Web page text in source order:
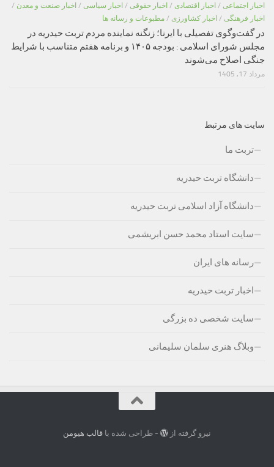
اخبار اجتماعی / اخبار اقتصادی / اخبار حقوقی / اخبار سیاسی / اخبار صنعت و معدن /
اخبار فرهنگی / اخبار کشاورزی / مطبوعات و رسانه ها
در گفت‌وگوی تفصیلی با ایرنا؛ زنگنه نماینده مردم تربت حیدریه در
مجلس شورای اسلامی : بودجه ۱۴۰۵ و برنامه هفتم متناسب با شرایط
جنگی اصلاح می‌شوند
مرداد 17, 1405
سایت های مرتبط
تربت ما
دانشگاه تربت حیدریه
دانشگاه آزاد اسلامی تربت حیدریه
سایت استاد محمد حسن ابریشمی
رسانه های ایران
اخبار تربت حیدریه
سایت شخصی ده بزرگی
وبلاگ هنری سلمان سلیمانی
نیرو گرفته از - طراحی شده باقالب هیومن